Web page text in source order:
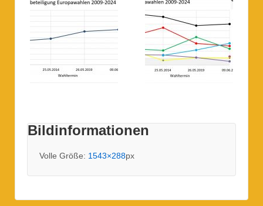
Bildinformationen
Volle Größe: 1543×288px